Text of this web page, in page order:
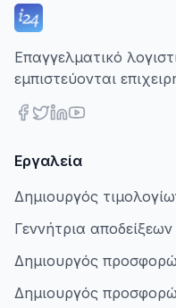
Επαγγελματικό
εμπιστεύονται
Εργαλεία
Δημιουργός
Γεννήτρια αποδείξεων
Δημιουργός
Δημιουργός